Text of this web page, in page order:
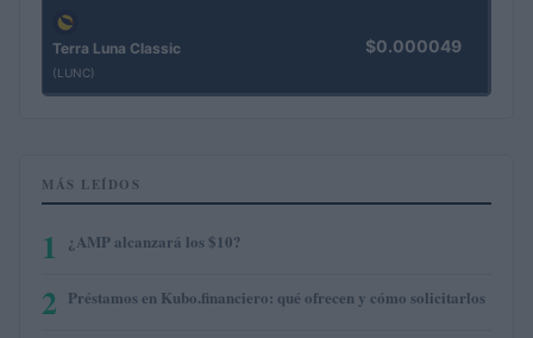
Terra Luna Classic
(LUNC)
$0.000049
MÁS LEÍDOS
1 ¿AMP alcanzará los $10?
2 Préstamos en Kubo.financiero: qué ofrecen y cómo solicitarlos